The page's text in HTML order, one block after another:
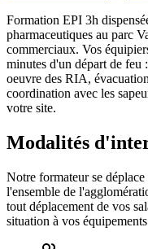
Formation EPI 3h
pharmaceutiques au parc
commerciaux. Vos
minutes d'un départ de feu
oeuvre des RIA,
coordination avec les
votre site.
Modalités
Notre formateur se
l'ensemble de
tout déplacement de vos
situation à vos